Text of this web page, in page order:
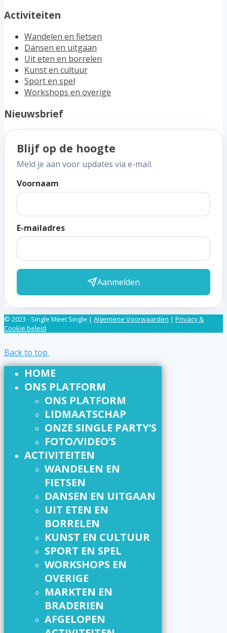
Activiteiten
Wandelen en fietsen
Dansen en uitgaan
Uit eten en borrelen
Kunst en cultuur
Sport en spel
Workshops en overige
Nieuwsbrief
Blijf op de hoogte
Meld je aan voor updates via e-mail.
Voornaam
E-mailadres
Aanmelden
© 2023 - Single Meet Single | Algemene Voorwaarden | Privacy &
Cookie beleid
Back to top
HOME
ONS PLATFORM
ONS PLATFORM
LIDMAATSCHAP
ONZE SINGLE PARTY’S
FOTO/VIDEO’S
ACTIVITEITEN
WANDELEN EN
FIETSEN
DANSEN EN UITGAAN
UIT ETEN EN
BORRELEN
KUNST EN CULTUUR
SPORT EN SPEL
WORKSHOPS EN
OVERIGE
MARKTEN EN
BRADERIEN
AFGELOPEN